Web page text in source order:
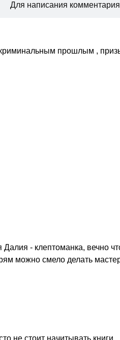
Для написания комментария
прошлым ,
- клептоманка, вечно
можно смело делать